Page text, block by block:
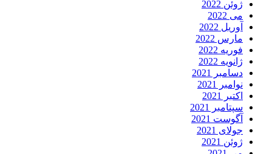
ژوئن 2022
می 2022
آوریل 2022
مارس 2022
فوریه 2022
ژانویه 2022
دسامبر 2021
نوامبر 2021
اکتبر 2021
سپتامبر 2021
آگوست 2021
جولای 2021
ژوئن 2021